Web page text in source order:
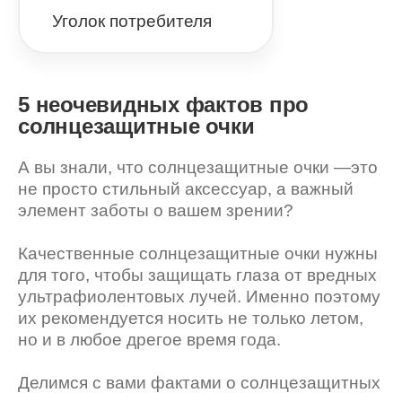
Уголок потребителя
5 неочевидных фактов про
солнцезащитные очки
А вы знали, что солнцезащитные очки —это
не просто стильный аксессуар, а важный
элемент заботы о вашем зрении?
Качественные солнцезащитные очки нужны
для того, чтобы защищать глаза от вредных
ультрафиолентовых лучей. Именно поэтому
их рекомендуется носить не только летом,
но и в любое дрегое время года.
Делимся с вами фактами о солнцезащитных